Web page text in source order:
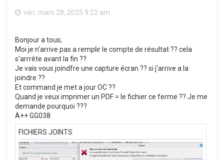
ven. mars 28, 2025 9:22 am
Bonjour a tous;
Moi je n'arrive pas a remplir le compte de résultat ?? cela
s'arrrête avant la fin ??
Je vais vous joindfre une capture écran ?? si j'arrive a la
joindre ??
Et command je met a jour OC ??
Quand je veux imprimer un PDF = le fichier ce ferme ?? Je me
demande pourquoi ???
A++ GG038
FICHIERS JOINTS